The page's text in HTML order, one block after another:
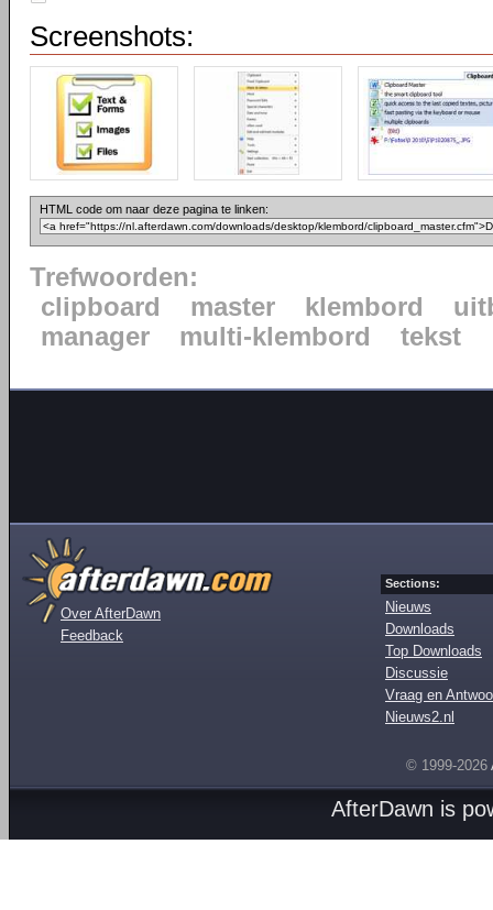
Screenshots:
HTML code om naar deze pagina te linken:
Trefwoorden:
clipboard
master klembord
manager
multi-klembord tekst
Over AfterDawn
Feedback
Sections:
Nieuws
Downloads
Top Downloads
Discussie
Vraag en
Nieuws2.nl
© 1999-2026
AfterDawn is